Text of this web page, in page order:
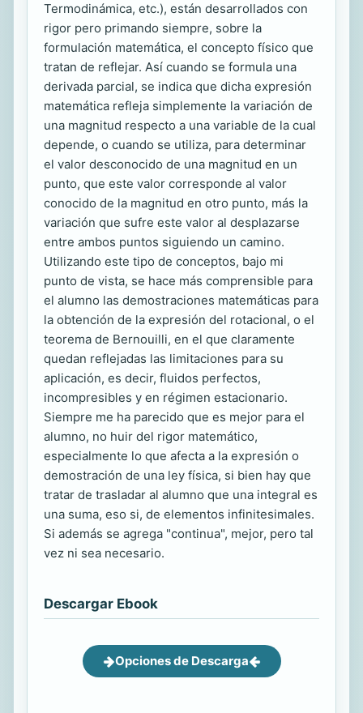
Termodinámica, etc.), están desarrollados con
rigor pero primando siempre, sobre la
formulación matemática, el concepto físico que
tratan de reflejar. Así cuando se formula una
derivada parcial, se indica que dicha expresión
matemática refleja simplemente la variación de
una magnitud respecto a una variable de la cual
depende, o cuando se utiliza, para determinar
el valor desconocido de una magnitud en un
punto, que este valor corresponde al valor
conocido de la magnitud en otro punto, más la
variación que sufre este valor al desplazarse
entre ambos puntos siguiendo un camino.
Utilizando este tipo de conceptos, bajo mi
punto de vista, se hace más comprensible para
el alumno las demostraciones matemáticas para
la obtención de la expresión del rotacional, o el
teorema de Bernouilli, en el que claramente
quedan reflejadas las limitaciones para su
aplicación, es decir, fluidos perfectos,
incompresibles y en régimen estacionario.
Siempre me ha parecido que es mejor para el
alumno, no huir del rigor matemático,
especialmente lo que afecta a la expresión o
demostración de una ley física, si bien hay que
tratar de trasladar al alumno que una integral es
una suma, eso si, de elementos infinitesimales.
Si además se agrega "continua", mejor, pero tal
vez ni sea necesario.
Descargar Ebook
Opciones de Descarga